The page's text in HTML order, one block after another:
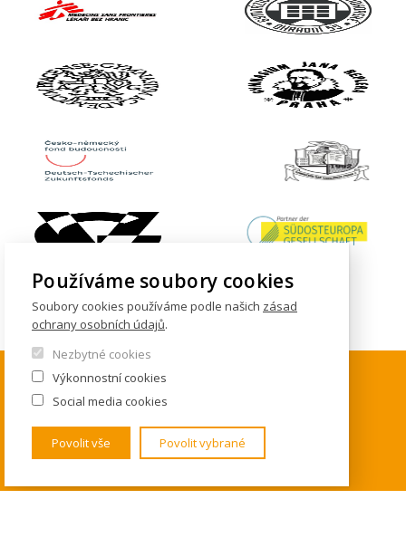
KONTAKTY
Institut mezinárodních studií
Používáme soubory cookies
Soubory cookies používáme podle našich zásad
ochrany osobních údajů.
Nezbytné cookies
Výkonnostní cookies
Social media cookies
Povolit vše Povolit vybrané